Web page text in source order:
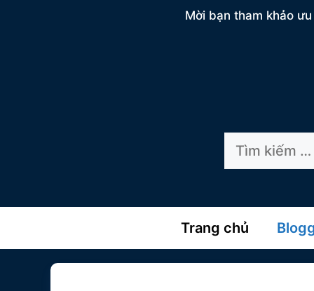
Mời bạn tham khảo
Tìm
Trang chủ